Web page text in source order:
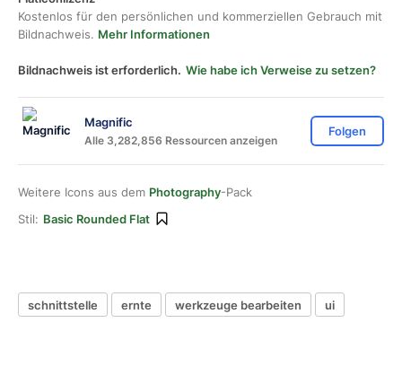
Kostenlos für den persönlichen und kommerziellen Gebrauch mit
Bildnachweis. Mehr Informationen
Bildnachweis ist erforderlich. Wie habe ich Verweise zu setzen?
Magnific
Alle 3,282,856 Ressourcen anzeigen
Folgen
Weitere Icons aus dem Photography-Pack
Stil: Basic Rounded Flat
schnittstelle ernte werkzeuge bearbeiten ui